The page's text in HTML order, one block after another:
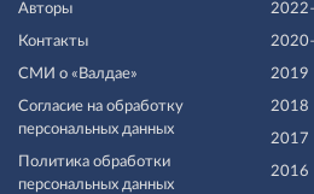
Авторы
Контакты
СМИ о «Валдае»
Согласие на обработку
персональных данных
Политика обработки
персональных данных
2019
2018
2017
2016